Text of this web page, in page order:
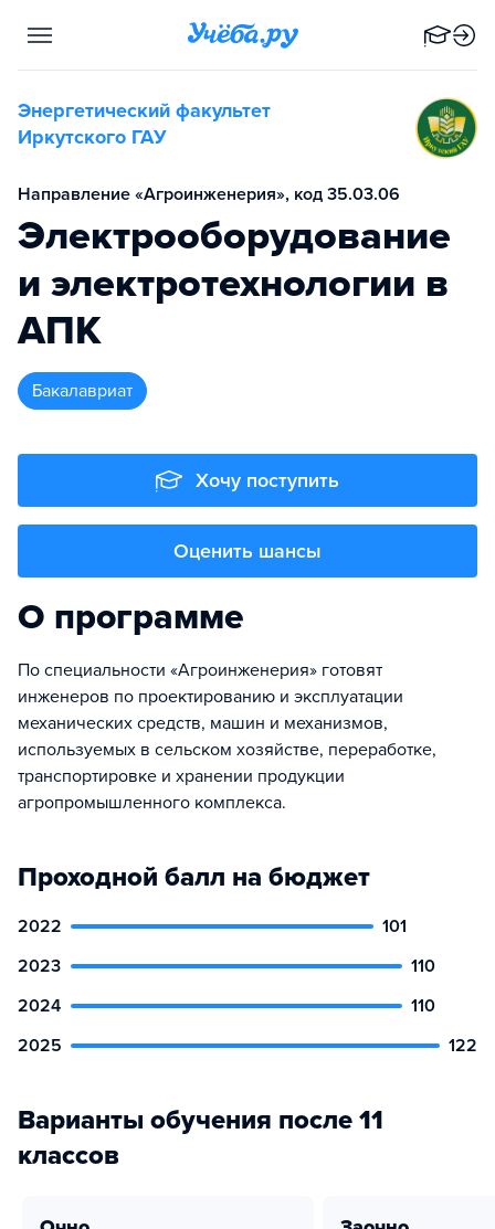
Энергетический факультет
Иркутского ГАУ
Направление «Агроинженерия», код 35.03.06
Электрооборудование
и электротехнологии в
АПК
бакалавриат
Хочу поступить
Оценить шансы
О программе
По специальности «Агроинженерия» готовят
инженеров по проектированию и эксплуатации
механических средств, машин и механизмов,
используемых в сельском хозяйстве, переработке,
транспортировке и хранении продукции
агропромышленного комплекса.
Проходной балл на бюджет
2022
101
2023
110
2024
110
2025
122
Варианты обучения после 11
классов